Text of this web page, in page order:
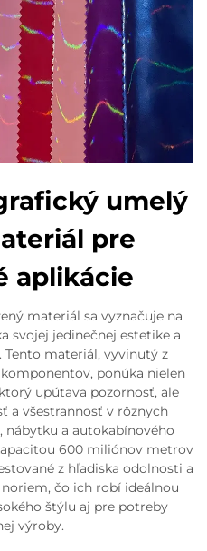
umelý
pre
aplikácie
materiál sa vyznačuje na
svojej jedinečnej estetike a
materiál, vyvinutý z
ponúka nielen
upútava pozornosť, ale
a všestrannosť v rôznych
nábytku a autokabínového
600 miliónov metrov
z hľadiska odolnosti a
čo ich robí ideálnou
štýlu aj pre potreby
výroby.